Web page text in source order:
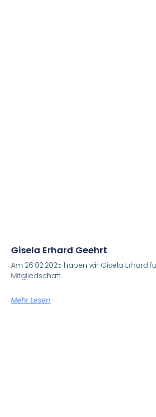
Gisela Erhard Geehrt
Am 26.02.2025 haben wir Gisela Erhard
Mitgliedschaft
Mehr Lesen